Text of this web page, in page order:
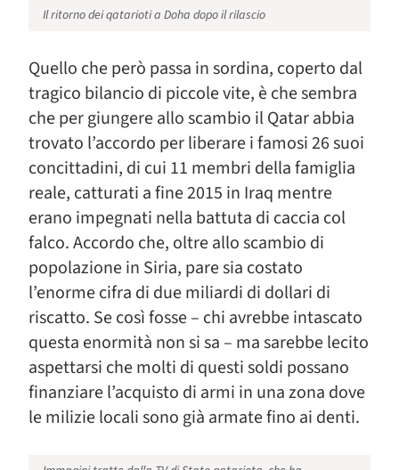
Il ritorno dei qatarioti a Doha dopo il rilascio
Quello che però passa in sordina, coperto dal
tragico bilancio di piccole vite, è che sembra
che per giungere allo scambio il Qatar abbia
trovato l’accordo per liberare i famosi 26 suoi
concittadini, di cui 11 membri della famiglia
reale, catturati a fine 2015 in Iraq mentre
erano impegnati nella battuta di caccia col
falco. Accordo che, oltre allo scambio di
popolazione in Siria, pare sia costato
l’enorme cifra di due miliardi di dollari di
riscatto. Se così fosse – chi avrebbe intascato
questa enormità non si sa – ma sarebbe lecito
aspettarsi che molti di questi soldi possano
finanziare l’acquisto di armi in una zona dove
le milizie locali sono già armate fino ai denti.